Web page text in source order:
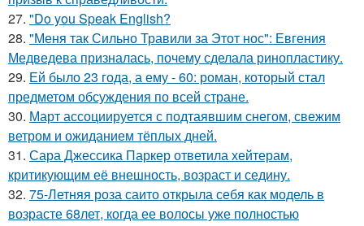
27. "Do you Speak English?
28. "Меня так Сильно Травили за Этот нос": Евгения
Медведева призналась, почему сделала ринопластику.
29. Ей было 23 года, а ему - 60: роман, который стал
предметом обсуждения по всей стране.
30. Март ассоциируется с подтаявшим снегом, свежим
ветром и ожиданием тёплых дней.
31. Сара Джессика Паркер ответила хейтерам,
критикующим её внешность, возраст и седину.
32. 75-Летняя роза саито открыла себя как модель в
возрасте 68лет, когда ее волосы уже полностью